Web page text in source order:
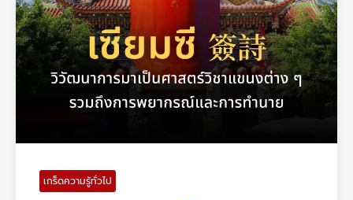
เกร็ดความรู้ทั่วไป